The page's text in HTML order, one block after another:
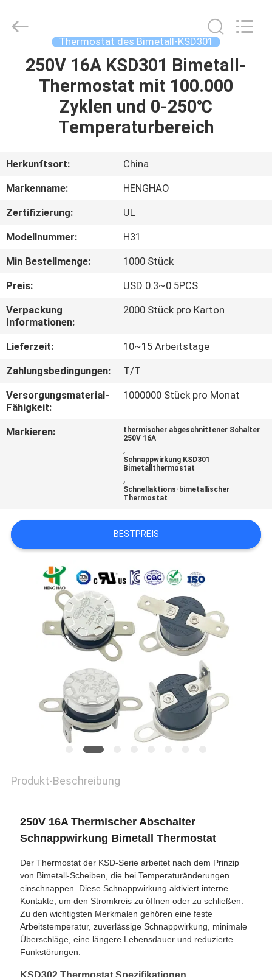
STARTSEITE
PRODUKTE
SHOW
UNS
FABRIK
TOUR
QUALITÄTSKONTROLLE
NACHRICHTEN
ALLE
PRIVACY
POLICY
Electric
Reserved.
Thermostat des Bimetall-KSD301
250V 16A KSD301 Bimetall-
Thermostat mit 100.000
Zyklen und 0-250℃
Temperaturbereich
Herkunftsort:
China
Markenname:
HENGHAO
Zertifizierung:
UL
Modellnummer:
H31
Min Bestellmenge:
1000 Stück
Preis:
USD 0.3~0.5PCS
Verpackung
Informationen:
2000 Stück pro Karton
Lieferzeit:
10~15 Arbeitstage
Zahlungsbedingungen:
T/T
Versorgungsmaterial-
Fähigkeit:
1000000 Stück pro Monat
Markieren:
thermischer abgeschnittener Schalter
250V 16A
,
Schnappwirkung KSD301
Bimetallthermostat
,
Schnellaktions-bimetallischer
Thermostat
BESTPREIS
Produkt-Beschreibung
250V 16A Thermischer Abschalter
Schnappwirkung Bimetall Thermostat
Der Thermostat der KSD-Serie arbeitet nach dem Prinzip
von Bimetall-Scheiben, die bei Temperaturänderungen
einschnappen. Diese Schnappwirkung aktiviert interne
Kontakte, um den Stromkreis zu öffnen oder zu schließen.
Zu den wichtigsten Merkmalen gehören eine feste
Arbeitstemperatur, zuverlässige Schnappwirkung, minimale
Überschläge, eine längere Lebensdauer und reduzierte
Funkstörungen.